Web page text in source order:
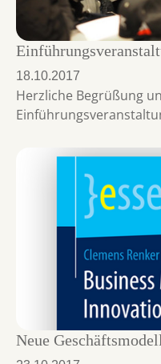
18.10.2017
Herzliche Begrüßung
Neue